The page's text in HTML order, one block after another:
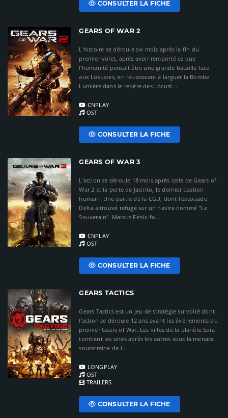
CONSULTER LA FICHE
GEARS OF WAR 2
L'histoire se déroule six mois après la fin du
premier volet, après avoir remporté ce que
l'humanité pensait être une grande bataille face
aux Locustes, en réussissant à larguer la Bombe
Lumière dans le repère des Locust...
CNPLAY
OST
CONSULTER LA FICHE
GEARS OF WAR 3
L'action se déroule 18 mois après celle de Gears of
War 2 et la perte de Jacinto, le dernier bastion
humain. Une partie de la CGU, dont l'escouade
Delta a trouvé refuge sur un navire nommé "Le
Souverain". Marcus Fénix fa...
CNPLAY
OST
CONSULTER LA FICHE
GEARS TACTICS
Gears Tactics est un jeu de stratégie survolté dont
l'action se déroule 12 ans avant les événements du
premier Gears of War. Les villes de la planète Sera
tombent les unes après les autres sous la menace
souterraine de l...
LONGPLAY
OST
TRAILERS
CONSULTER LA FICHE